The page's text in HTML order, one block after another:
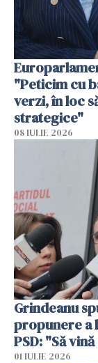
"Peticim cu
verzi, în loc
strategice"
08 IULIE 2026
Grindeanu
propunere a
PSD: "Să
01 IULIE 2026